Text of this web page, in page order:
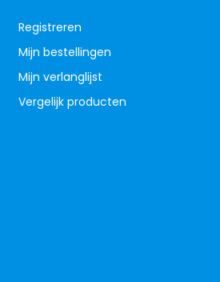
Registreren
Mijn bestellingen
Mijn verlanglijst
Vergelijk producten